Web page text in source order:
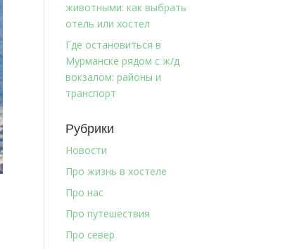
животными: как выбрать
отель или хостел
Где остановиться в
Мурманске рядом с ж/д
вокзалом: районы и
транспорт
Рубрики
Новости
Про жизнь в хостеле
Про нас
Про путешествия
Про север